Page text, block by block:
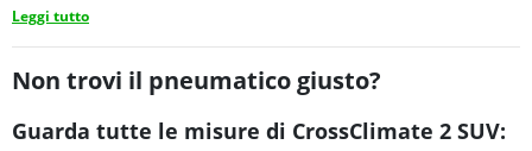
Leggi tutto
Non trovi il pneumatico giusto?
Guarda tutte le misure di CrossClimate 2 SUV: